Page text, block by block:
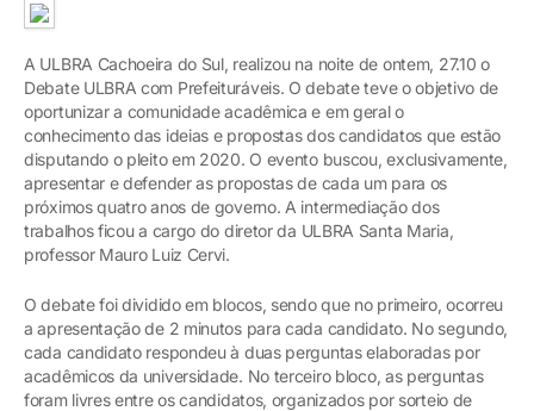
A ULBRA Cachoeira do Sul, realizou na noite de ontem, 27.10 o
Debate ULBRA com Prefeituráveis. O debate teve o objetivo de
oportunizar a comunidade acadêmica e em geral o
conhecimento das ideias e propostas dos candidatos que estão
disputando o pleito em 2020. O evento buscou, exclusivamente,
apresentar e defender as propostas de cada um para os
próximos quatro anos de governo. A intermediação dos
trabalhos ficou a cargo do diretor da ULBRA Santa Maria,
professor Mauro Luiz Cervi.
O debate foi dividido em blocos, sendo que no primeiro, ocorreu
a apresentação de 2 minutos para cada candidato. No segundo,
cada candidato respondeu à duas perguntas elaboradas por
acadêmicos da universidade. No terceiro bloco, as perguntas
foram livres entre os candidatos, organizados por sorteio de